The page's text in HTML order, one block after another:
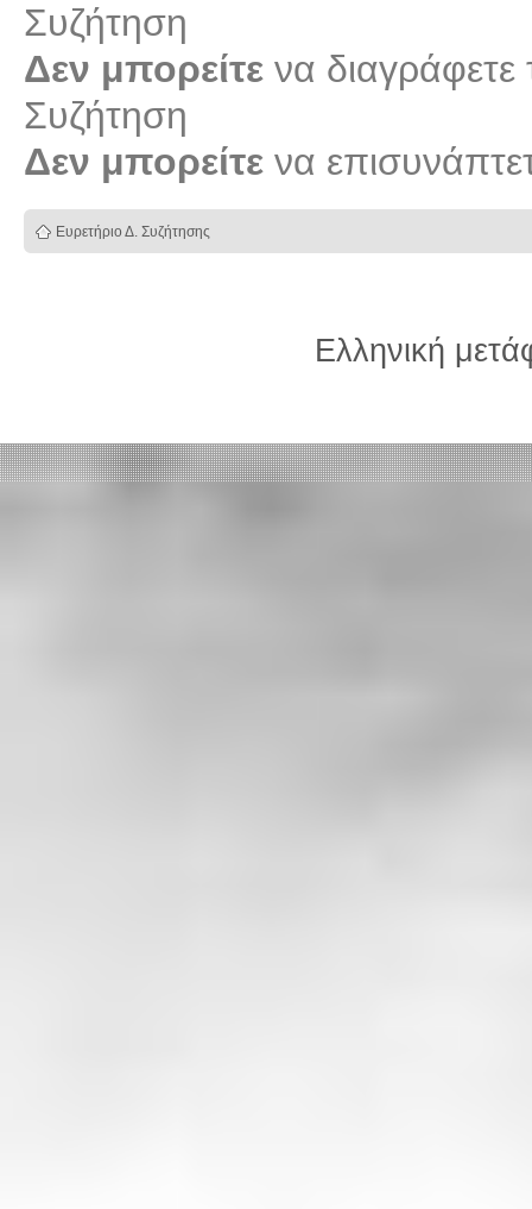
Συζήτηση
Δεν μπορείτε να διαγράφετε
Συζήτηση
Δεν μπορείτε να
Ευρετήριο Δ. Συζήτησης
Ελληνική